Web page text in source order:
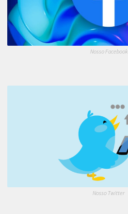
Nosso Facebook
Nosso Twitter